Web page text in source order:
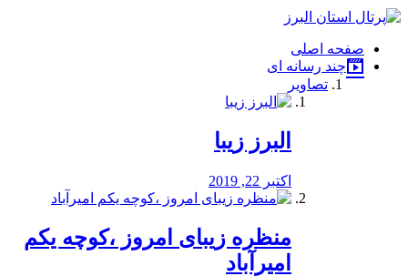
فصد
شرق
تهران
خشکشویی
صفحه اصلی
چند رسانه ای
تصاویر
البرز زیبا
اکتبر 22, 2019
منظره‌‌ زیبای امروز ،کوچه یکم
امیرآباد